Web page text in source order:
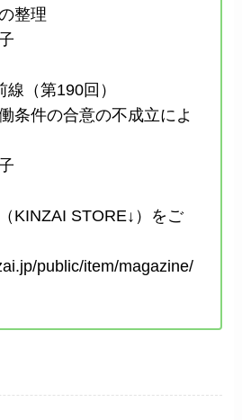
整理
（第190回）
条件の合意の不成立によ
KINZAI STORE↓）をご
public/item/magazine/